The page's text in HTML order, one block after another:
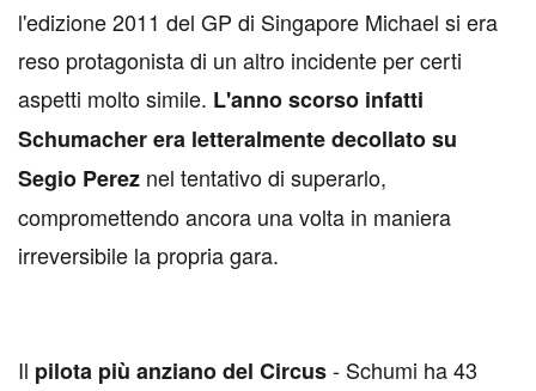
l'edizione 2011 del GP di Singapore Michael si era
reso protagonista di un altro incidente per certi
aspetti molto simile. L'anno scorso infatti
Schumacher era letteralmente decollato su
Segio Perez nel tentativo di superarlo,
compromettendo ancora una volta in maniera
irreversibile la propria gara.
Il pilota più anziano del Circus- Schumi ha 43